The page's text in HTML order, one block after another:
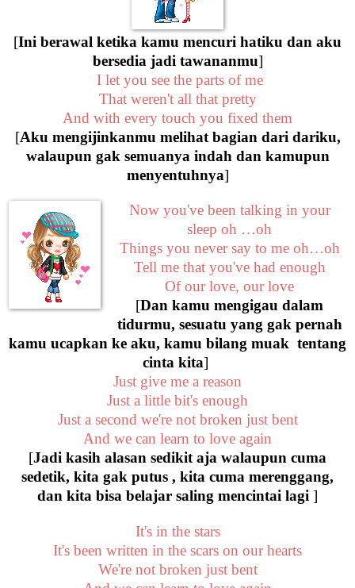
[Ini berawal ketika kamu mencuri hatiku dan aku
bersedia jadi tawananmu]
I let you see the parts of me
That weren't all that pretty
And with every touch you fixed them
[Aku mengijinkanmu melihat bagian dari dariku,
walaupun gak semuanya indah dan kamupun
menyentuhnya]
Now you've been talking in your
sleep oh …oh
Things you never say to me oh…oh
Tell me that you've had enough
Of our love, our love
[Dan kamu mengigau dalam
tidurmu, sesuatu yang gak pernah
kamu ucapkan ke aku, kamu bilang muak tentang
cinta kita]
Just give me a reason
Just a little bit's enough
Just a second we're not broken just bent
And we can learn to love again
[Jadi kasih alasan sedikit aja walaupun cuma
sedetik, kita gak putus , kita cuma merenggang,
dan kita bisa belajar saling mencintai lagi ]
It's in the stars
It's been written in the scars on our hearts
We're not broken just bent